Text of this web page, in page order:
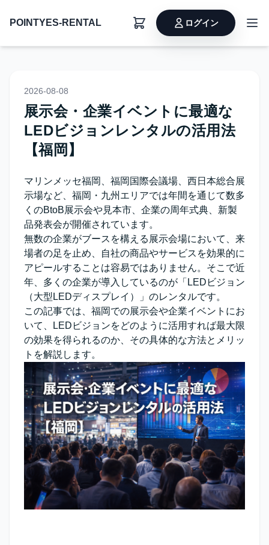
POINTYES-RENTAL ログイン
2026-08-08
展示会・企業イベントに最適な
LEDビジョンレンタルの活用法
【福岡】
マリンメッセ福岡、福岡国際会議場、西日本総合展
示場など、福岡・九州エリアでは年間を通じて数多
くのBtoB展示会や見本市、企業の周年式典、新製
品発表会が開催されています。
無数の企業がブースを構える展示会場において、来
場者の足を止め、自社の商品やサービスを効果的に
アピールすることは容易ではありません。そこで近
年、多くの企業が導入しているのが 「LEDビジョン
（大型LEDディスプレイ）」 のレンタルです。
この記事では、福岡での展示会や企業イベントにお
いて、LEDビジョンをどのように活用すれば最大限
の効果を得られるのか、その具体的な方法とメリッ
トを解説します。